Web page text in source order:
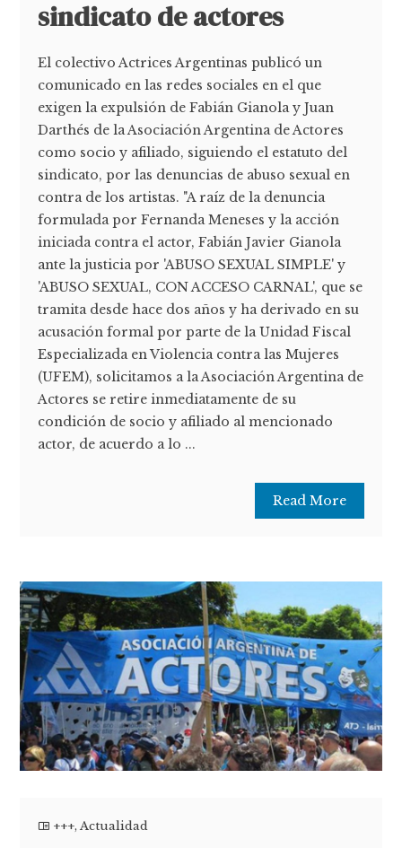
sindicato de actores
El colectivo Actrices Argentinas publicó un
comunicado en las redes sociales en el que
exigen la expulsión de Fabián Gianola y Juan
Darthés de la Asociación Argentina de Actores
como socio y afiliado, siguiendo el estatuto del
sindicato, por las denuncias de abuso sexual en
contra de los artistas. "A raíz de la denuncia
formulada por Fernanda Meneses y la acción
iniciada contra el actor, Fabián Javier Gianola
ante la justicia por 'ABUSO SEXUAL SIMPLE' y
'ABUSO SEXUAL, CON ACCESO CARNAL', que se
tramita desde hace dos años y ha derivado en su
acusación formal por parte de la Unidad Fiscal
Especializada en Violencia contra las Mujeres
(UFEM), solicitamos a la Asociación Argentina de
Actores se retire inmediatamente de su
condición de socio y afiliado al mencionado
actor, de acuerdo a lo ...
Read More
+++,Actualidad